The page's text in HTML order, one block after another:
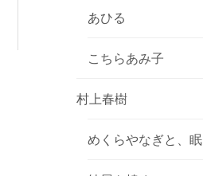
あひる
こちらあみ子
村上春樹
めくらやなぎと、